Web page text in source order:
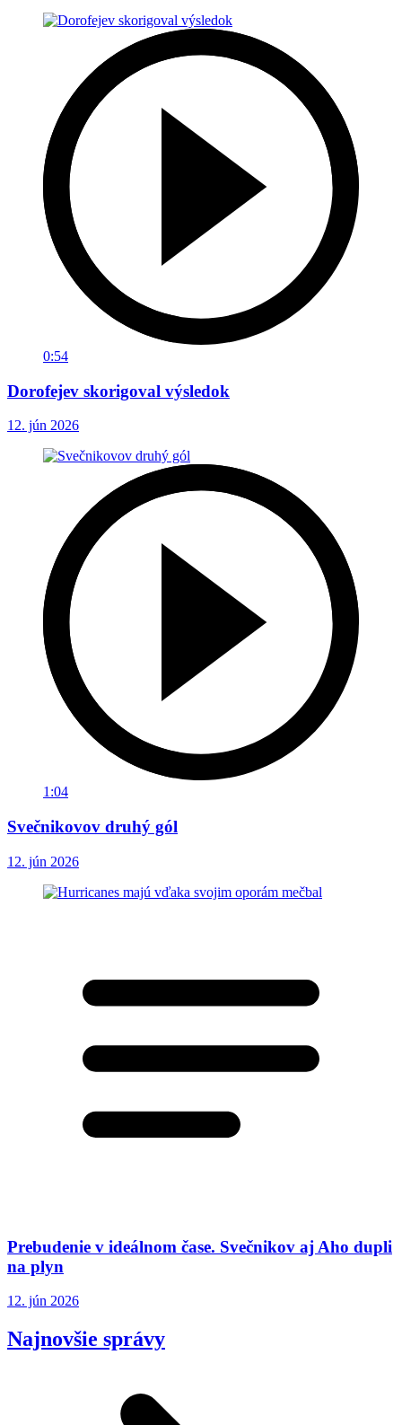
0:54
Dorofejev skorigoval výsledok
12. jún 2026
1:04
Svečnikovov druhý gól
12. jún 2026
Prebudenie v ideálnom čase. Svečnikov aj Aho dupli
na plyn
12. jún 2026
Najnovšie správy